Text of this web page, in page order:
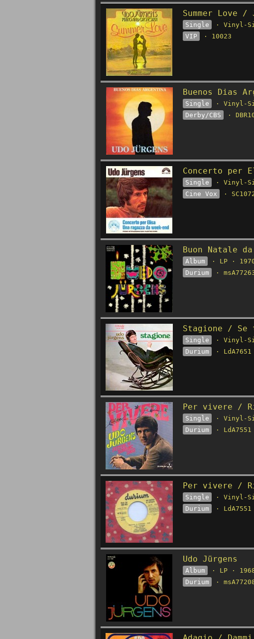
Summer Love /
Single
· Vinyl-
VIP
· 10023
Buenos Dias
Single
· Vinyl-
Derby/CBS
·
Concerto per
Single
· Vinyl-
Cine Vox
·
Buon Natale
Album
· LP ·
Durium
·
Stagione / Se
Single
· Vinyl-
Durium
· LdA7651
Per vivere /
Single
· Vinyl-
Durium
· LdA7551
Per vivere /
Single
· Vinyl-
Durium
· LdA7551
Udo Jürgens
Album
· LP ·
Durium
·